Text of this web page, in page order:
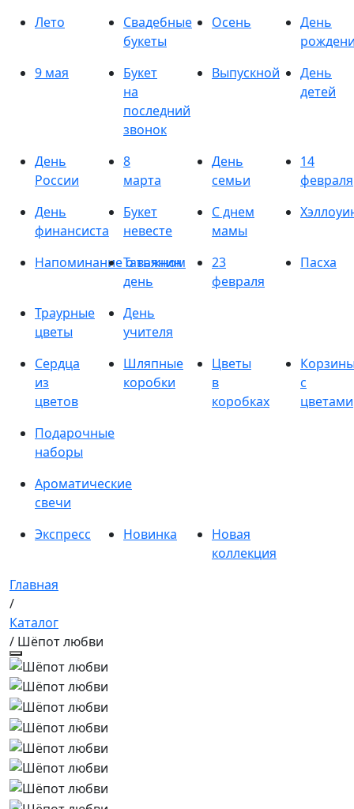
Лето
Свадебные
букеты
Осень
День
9 мая
Букет
на
последний
звонок
Выпускной
День
детей
День
России
8
марта
День
семьи
14
февраля
День
финансиста
Букет
невесте
С днем
мамы
Напоминание о важном
Татьянин
день
23
февраля
Пасха
Траурные
цветы
День
учителя
Сердца
из
цветов
Шляпные
коробки
Цветы
в
коробках
с
цветами
Подарочные
наборы
Ароматические
свечи
Экспресс
Новинка
Новая
коллекция
Главная
/
Каталог
/ Шёпот любви